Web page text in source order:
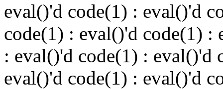
eval()'d code(1) : eval()'d
code(1) : eval()'d code(1) :
: eval()'d code(1) : eval()'d
eval()'d code(1) : eval()'d